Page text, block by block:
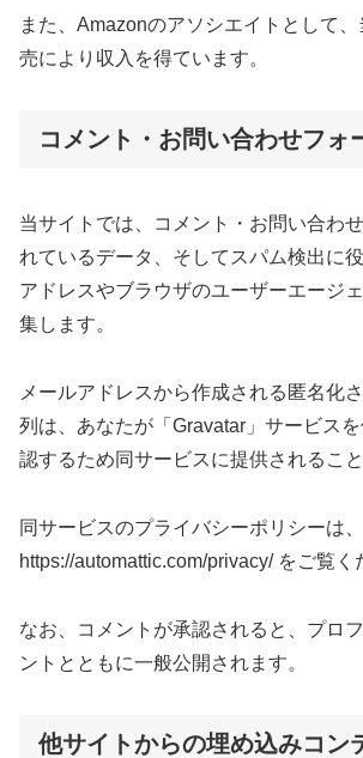
また、Amazonのアソシエイトとして
売により収入を得ています。
コメント・お問い合わせフォ
当サイトでは、コメント・お問い合わ
れているデータ、そしてスパム検出に
アドレスやブラウザのユーザーエージ
集します。
メールアドレスから作成される匿名化
列は、あなたが「Gravatar」サービス
認するため同サービスに提供されること
同サービスのプライバシーポリシーは、
https://automattic.com/privacy/ をご覧く
なお、コメントが承認されると、プロ
ントとともに一般公開されます。
他サイトからの埋め込みコン